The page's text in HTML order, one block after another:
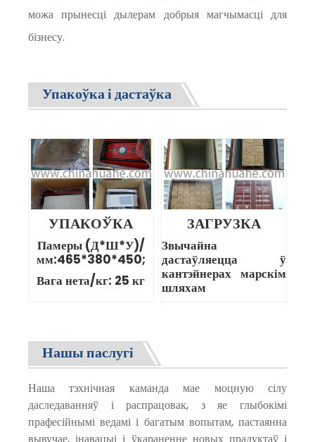
можа прынесці дылерам добрыя магчымасці для
бізнесу.
Упакоўка і дастаўка
УПАКОЎКА
Памеры (Д*Ш*У)/
мм:465*380*450;
Вага нета/кг: 25 кг
ЗАГРУЗКА
Звычайна
дастаўляецца ў
кантэйнерах марскім
шляхам
Нашы паслугі
Наша тэхнічная каманда мае моцную сілу
даследаванняў і распрацовак, з яе глыбокімі
прафесійнымі ведамі і багатым вопытам, пастаянна